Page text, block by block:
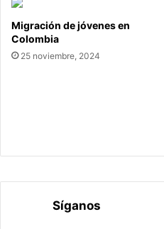
Migración de jóvenes en
Colombia
25 noviembre, 2024
Síganos